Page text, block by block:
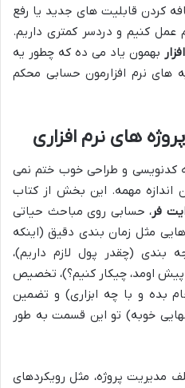
کردن قابلیت های جدید یا رفع
عمل کنیم و دردسر کمتری داریم.
بهمون یاد می ده که چطور یه
های نرم افزارمون حسابی محکم
های نرم افزاری
کدنویسی و طراحی خوب ختم نمی
اندازه مهمه. این بخش از کتاب
فر، حسابی روی مباحث حیاتی
مثل زمان بندی دقیق (اینکه
بندی (چقدر پول لازم داریم)،
اومد، چیکار کنیم؟)، تخصیص
بده و با چه ابزاری) و تضمین
خوبه) تو این قسمت به طور
مدیریت پروژه، مثل رویکردهای